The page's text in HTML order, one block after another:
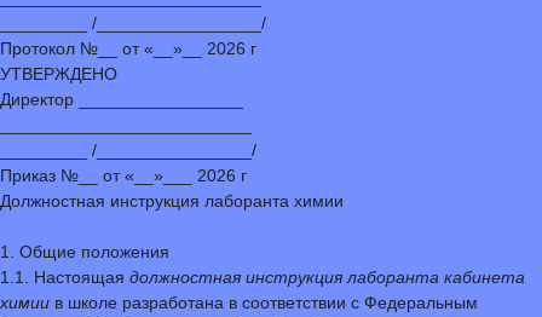
_________ /_________________/
Протокол №__ от «__»__ 2026 г
УТВЕРЖДЕНО
Директор _________________
_________ /________________/
Приказ №__ от «__»___ 2026 г
Должностная инструкция лаборанта химии
1. Общие положения
1.1. Настоящая должностная инструкция лаборанта кабинета
химии в школе разработана в соответствии с Федеральным